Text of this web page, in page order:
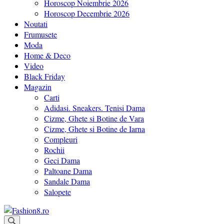
Horoscop Noiembrie 2026
Horoscop Decembrie 2026
Noutati
Frumusete
Moda
Home & Deco
Video
Black Friday
Magazin
Carti
Adidasi. Sneakers. Tenisi Dama
Cizme, Ghete si Botine de Vara
Cizme, Ghete si Botine de Iarna
Compleuri
Rochii
Geci Dama
Paltoane Dama
Sandale Dama
Salopete